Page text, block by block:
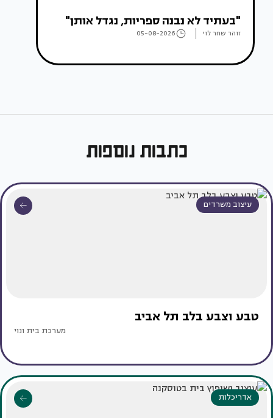
"בעתיד לא נבנה ספריות, נגדל אותן"
זוהר שחר לוי 05-08-2026
כתבות נוספות
עיצוב משרדים
טבע וצבע בלב תל אביב
מערכת בית ונוי
אדריכלות